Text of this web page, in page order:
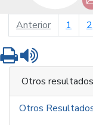
Anteriorpágina
1 2
Imprimir
Otros
Otros